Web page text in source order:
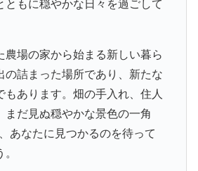
ともに穏やかな日々を過ごして
農場の家から始まる新しい暮ら
の詰まった場所であり、新たな
もあります。畑の手入れ、住人
まだ見ぬ穏やかな景色の一角
あなたに見つかるのを待って